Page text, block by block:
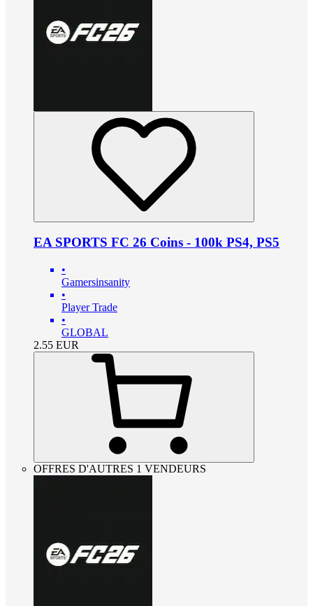
EA SPORTS FC 26 Coins - 100k PS4, PS5
•
Gamersinsanity
•
Player Trade
•
GLOBAL
2.55 EUR
OFFRES D'AUTRES 1 VENDEURS